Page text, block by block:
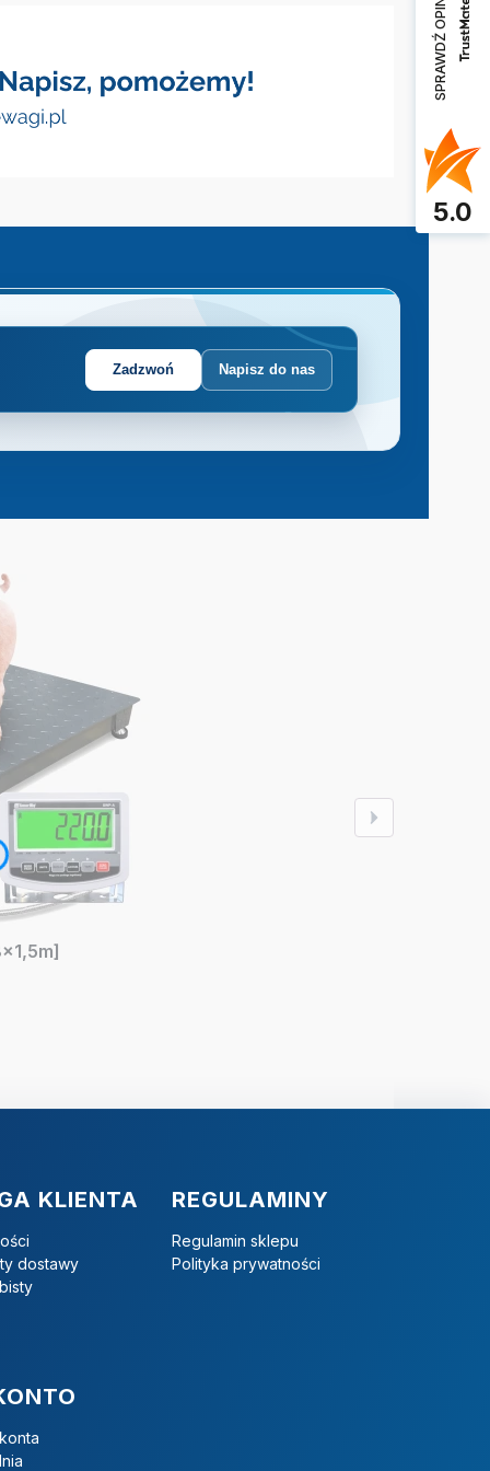
Zadzwoń Napisz do nas
KLIENTA
dostawy
REGULAMINY
Regulamin sklepu
Polityka prywatności
SPRAWDŹ OPINIE
5.0